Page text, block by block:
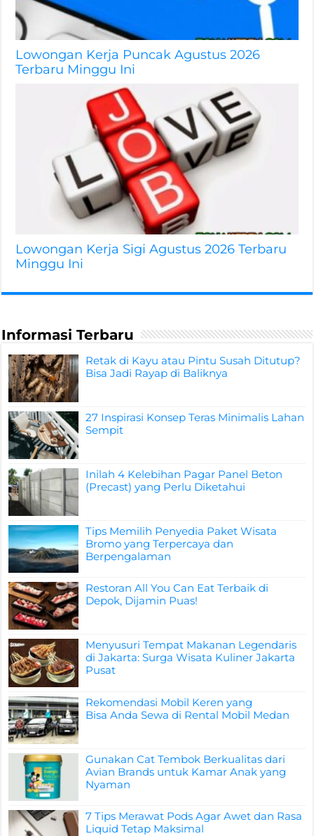
Lowongan Kerja Puncak Agustus 2026
Terbaru Minggu Ini
Lowongan Kerja Sigi Agustus 2026 Terbaru
Minggu Ini
Informasi Terbaru
Retak di Kayu atau Pintu Susah Ditutup?
Bisa Jadi Rayap di Baliknya
27 Inspirasi Konsep Teras Minimalis Lahan
Sempit
Inilah 4 Kelebihan Pagar Panel Beton
(Precast) yang Perlu Diketahui
Tips Memilih Penyedia Paket Wisata
Bromo yang Terpercaya dan
Berpengalaman
Restoran All You Can Eat Terbaik di
Depok, Dijamin Puas!
Menyusuri Tempat Makanan Legendaris
di Jakarta: Surga Wisata Kuliner Jakarta
Pusat
Rekomendasi Mobil Keren yang
Bisa Anda Sewa di Rental Mobil Medan
Gunakan Cat Tembok Berkualitas dari
Avian Brands untuk Kamar Anak yang
Nyaman
7 Tips Merawat Pods Agar Awet dan Rasa
Liquid Tetap Maksimal